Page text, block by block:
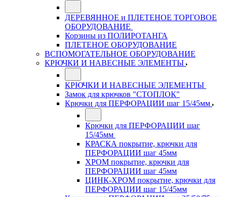
ДЕРЕВЯННОЕ и ПЛЕТЕНОЕ ТОРГОВОЕ
ОБОРУДОВАНИЕ
Корзины из ПОЛИРОТАНГА
ПЛЕТЕНОЕ ОБОРУДОВАНИЕ
ВСПОМОГАТЕЛЬНОЕ ОБОРУДОВАНИЕ
КРЮЧКИ И НАВЕСНЫЕ ЭЛЕМЕНТЫ
КРЮЧКИ И НАВЕСНЫЕ ЭЛЕМЕНТЫ
Замок для крючков "СТОПЛОК"
Крючки для ПЕРФОРАЦИИ шаг 15/45мм
Крючки для ПЕРФОРАЦИИ шаг
15/45мм
КРАСКА покрытие, крючки для
ПЕРФОРАЦИИ шаг 45мм
ХРОМ покрытие, крючки для
ПЕРФОРАЦИИ шаг 45мм
ЦИНК-ХРОМ покрытие, крючки для
ПЕРФОРАЦИИ шаг 15/45мм